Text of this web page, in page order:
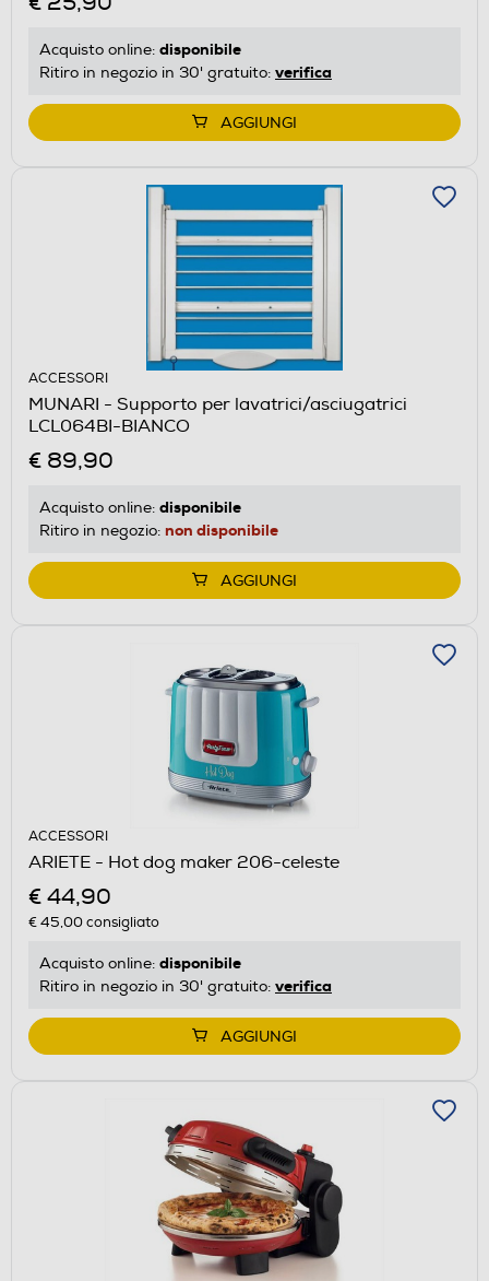
Acquisto online: disponibile
Ritiro in negozio in 30' gratuito: verifica
AGGIUNGI
ACCESSORI
MUNARI - Supporto per lavatrici/asciugatrici
LCL064BI-BIANCO
€ 89,90
Acquisto online: disponibile
Ritiro in negozio: non disponibile
AGGIUNGI
ACCESSORI
ARIETE - Hot dog maker 206-celeste
€ 44,90
€ 45,00consigliato
Acquisto online: disponibile
Ritiro in negozio in 30' gratuito: verifica
AGGIUNGI